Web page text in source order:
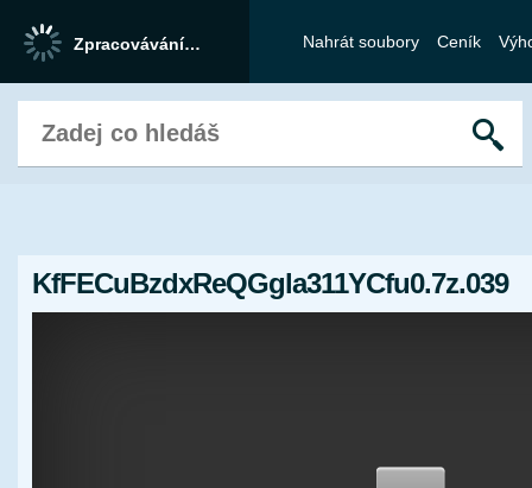
Nahrát soubory Ceník
KfFECuBzdxReQGgla311YCfu0.7z.039